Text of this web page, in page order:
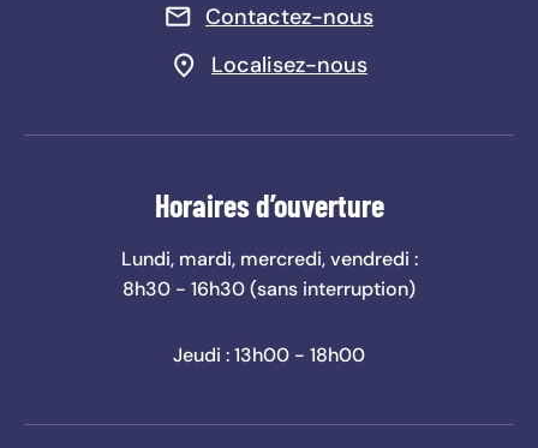
Contactez-nous
Localisez-nous
Horaires d’ouverture
Lundi, mardi, mercredi, vendredi :
8h30 - 16h30 (sans interruption)
Jeudi : 13h00 - 18h00